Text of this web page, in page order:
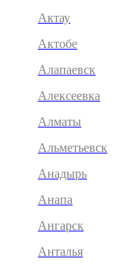
Актау
Актобе
Алапаевск
Алексеевка
Алматы
Альметьевск
Анадырь
Анапа
Ангарск
Анталья